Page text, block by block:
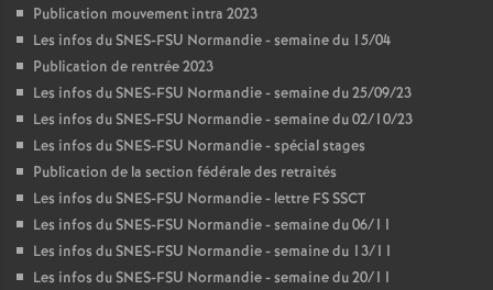
Publication mouvement intra 2023
Les infos du SNES-FSU Normandie - semaine du 15/04
Publication de rentrée 2023
Les infos du SNES-FSU Normandie - semaine du 25/09/23
Les infos du SNES-FSU Normandie - semaine du 02/10/23
Les infos du SNES-FSU Normandie - spécial stages
Publication de la section fédérale des retraités
Les infos du SNES-FSU Normandie - lettre FS SSCT
Les infos du SNES-FSU Normandie - semaine du 06/11
Les infos du SNES-FSU Normandie - semaine du 13/11
Les infos du SNES-FSU Normandie - semaine du 20/11